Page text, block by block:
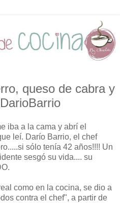
queso de cabra y
iba a la cama y abrí el
leí. Darío Barrio, el chef
sólo tenía 42 años!!!! Un
sesgó su vida.... su
como en la cocina, se dio a
contra el chef", a partir de